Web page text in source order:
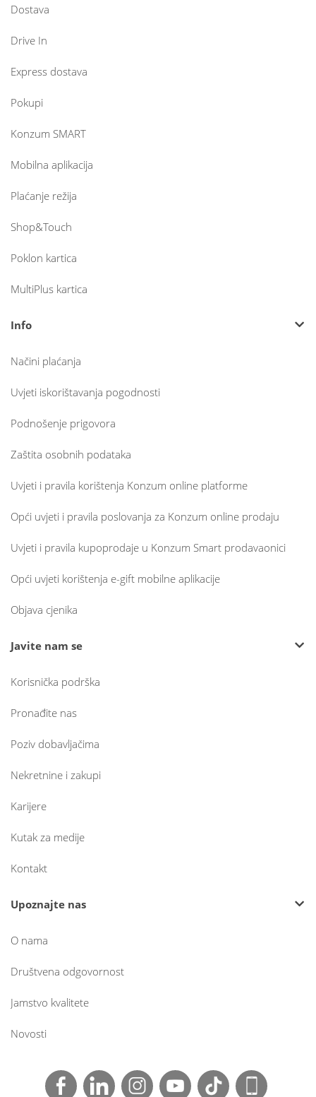
Dostava
Drive In
Express dostava
Pokupi
Konzum SMART
Mobilna aplikacija
Plaćanje režija
Shop&Touch
Poklon kartica
MultiPlus kartica
Info
Načini plaćanja
Uvjeti iskorištavanja pogodnosti
Podnošenje prigovora
Zaštita osobnih podataka
Uvjeti i pravila korištenja Konzum online platforme
Opći uvjeti i pravila poslovanja za Konzum online prodaju
Uvjeti i pravila kupoprodaje u Konzum Smart prodavaonici
Opći uvjeti korištenja e-gift mobilne aplikacije
Objava cjenika
Javite nam se
Korisnička podrška
Pronađite nas
Poziv dobavljačima
Nekretnine i zakupi
Karijere
Kutak za medije
Kontakt
Upoznajte nas
O nama
Društvena odgovornost
Jamstvo kvalitete
Novosti